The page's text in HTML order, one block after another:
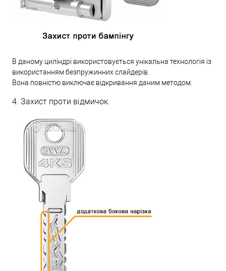
В даному циліндрі використовується унікальна технологія із
використанням безпружинних слайдерів.
Вона повністю виключає відкривання даним методом.
4. Захист проти відмичок.